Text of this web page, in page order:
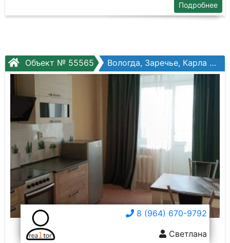
Подробнее
Объект № 55565 Вологда, Заречье, Карла Маркса ул, №15
8 (964) 670-9792
Светлана